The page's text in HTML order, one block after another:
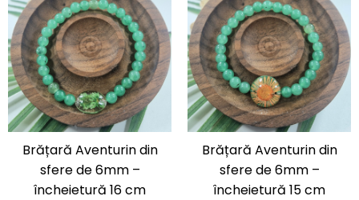
TOATE Bijuteriile și Accesoriile
TOATE Produsele Zero Waste
TOATE Produsele Personalizate
Brățară Aventurin din
sfere de 6mm –
încheietură 16 cm
Brățară Aventurin din
sfere de 6mm –
încheietură 15 cm